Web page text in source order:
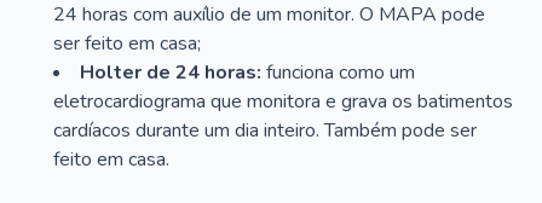
24 horas com auxílio de um monitor. O MAPA pode
ser feito em casa;
Holter de 24 horas: funciona como um
eletrocardiograma que monitora e grava os batimentos
cardíacos durante um dia inteiro. Também pode ser
feito em casa.